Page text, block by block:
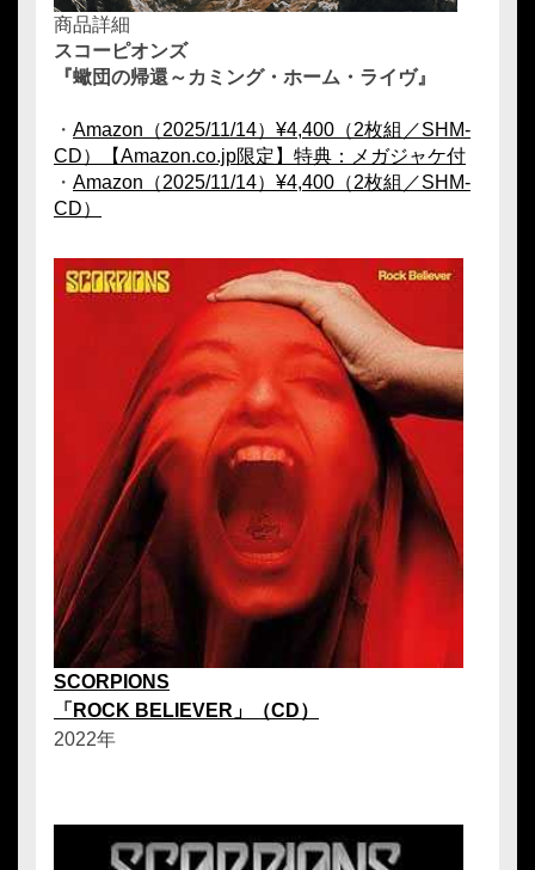
商品詳細
スコーピオンズ
『蠍団の帰還～カミング・ホーム・ライヴ』
・ Amazon（2025/11/14）¥4,400（2枚組／SHM-
CD）【Amazon.co.jp限定】特典：メガジャケ付
・ Amazon（2025/11/14）¥4,400（2枚組／SHM-
CD）
SCORPIONS
「ROCK BELIEVER」（CD）
2022年